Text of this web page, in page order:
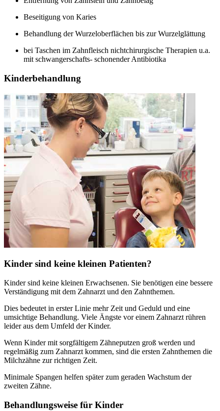
Beseitigung von Karies
Behandlung der Wurzeloberflächen bis zur Wurzelglättung
bei Taschen im Zahnfleisch nichtchirurgische Therapien u.a.
mit schwangerschafts- schonender Antibiotika
Kinderbehandlung
Kinder sind keine kleinen Patienten?
Kinder sind keine kleinen Erwachsenen. Sie benötigen eine bessere
Verständigung mit dem Zahnarzt und den Zahnthemen.
Dies bedeutet in erster Linie mehr Zeit und Geduld und eine
umsichtige Behandlung. Viele Ängste vor einem Zahnarzt rühren
leider aus dem Umfeld der Kinder.
Wenn Kinder mit sorgfältigem Zähneputzen groß werden und
regelmäßig zum Zahnarzt kommen, sind die ersten Zahnthemen die
Milchzähne zur richtigen Zeit.
Minimale Spangen helfen später zum geraden Wachstum der
zweiten Zähne.
Behandlungsweise für Kinder